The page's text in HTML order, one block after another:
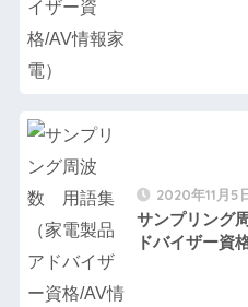
2020年11月5
サンプリング
ドバイザー資